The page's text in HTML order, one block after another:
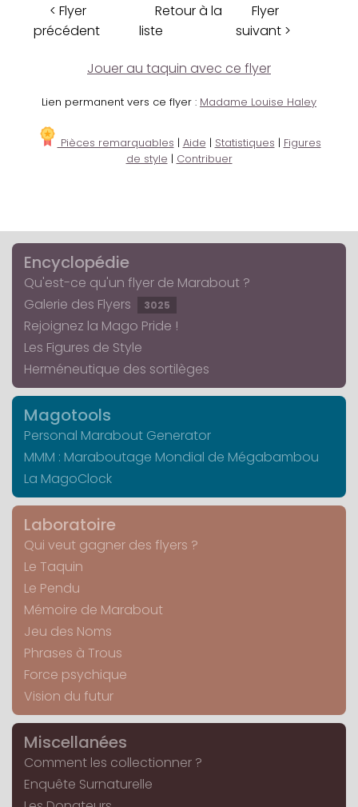
< Flyer
précédent
Retour à la
liste
Flyer
suivant >
Jouer au taquin avec ce flyer
Lien permanent vers ce flyer : Madame Louise Haley
Pièces remarquables | Aide | Statistiques | Figures
de style | Contribuer
Encyclopédie
Qu'est-ce qu'un flyer de Marabout ?
Galerie des Flyers
3025
Rejoignez la Mago Pride !
Les Figures de Style
Herméneutique des sortilèges
Magotools
Personal Marabout Generator
MMM : Maraboutage Mondial de Mégabambou
La MagoClock
Laboratoire
Qui veut gagner des flyers ?
Le Taquin
Le Pendu
Mémoire de Marabout
Jeu des Noms
Phrases à Trous
Force psychique
Vision du futur
Miscellanées
Comment les collectionner ?
Enquête Surnaturelle